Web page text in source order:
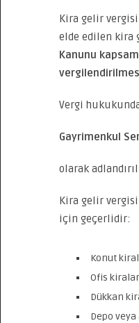
Kira gelir
elde edilen kira
Kanunu
Vergi
Gayrimenkul
olarak
Kira gelir
için geçerlidir:
Konut
Ofis
Dükkan
Depo